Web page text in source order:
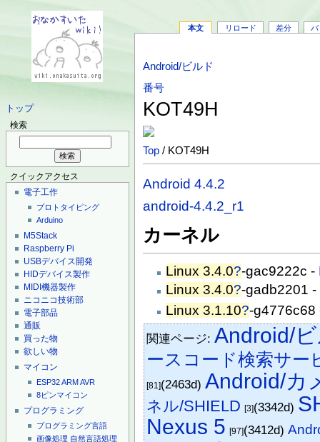
トップ
検索
クイックアクセス
電子工作
プロトタイピング
Arduino
M5Stack
Raspberry Pi
USBデバイス開発
HIDデバイス製作
MIDI機器製作
ニコニコ技術部
電子部品
通販
買った物
欲しい物
マイコン
ESP32ARMAVR
8ピンマイコン
プログラミング
プログラミング言語
画像処理 自然言語処理
本文 リロード 差分 バ
Android/ビルド
番号
KOT49H
Top / KOT49H
Android 4.4.2
android-4.4.2_r1
カーネル
Linux 3.4.0?-gac9222c -
Linux 3.4.0?-gadb2201 -
Linux 3.1.10?-
関連ページ:Android/
ースコード検索サー
[81](2463d)Android/カ
ネル/SHIELD [3](3342d)
Nexus 5 [97](3412d)